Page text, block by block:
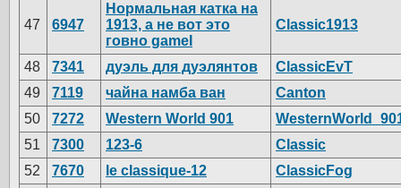
47 6947
Нормальная катка на
1913, а не вот это
говно gameI
Classic1913
48 7341 дуэль для дуэлянтов
ClassicEvT
49
7119 чайна намба ван
Canton
50
7272 Western World 901
51
7300 123-6
Classic
52
7670 le classique-12 ClassicFog